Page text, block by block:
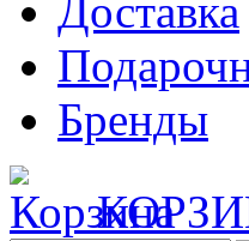
Доставка
Бренды